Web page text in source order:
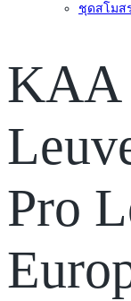
ชุดสโมส
KAA
Pro